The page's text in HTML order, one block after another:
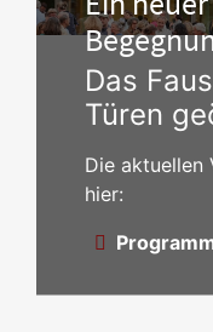
Das
Türen
Die aktuellen
hier: